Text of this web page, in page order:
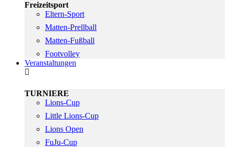
Freizeitsport
Eltern-Sport
Matten-Prellball
Matten-Fußball
Footvolley
Veranstaltungen
TURNIERE
Lions-Cup
Little Lions-Cup
Lions Open
FuJu-Cup